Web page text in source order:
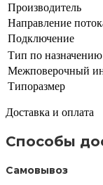
Производитель
Направление
Подключение
Тип по назначению
Межповерочный
Типоразмер
Доставка и оплата
Способы
Самовывоз